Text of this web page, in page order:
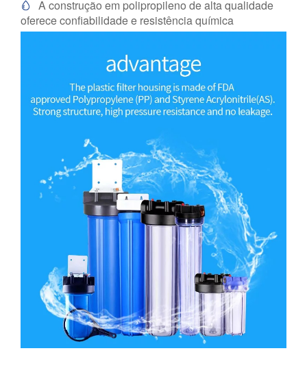

A construção em polipropileno de alta qualidade
oferece confiabilidade e resistência química